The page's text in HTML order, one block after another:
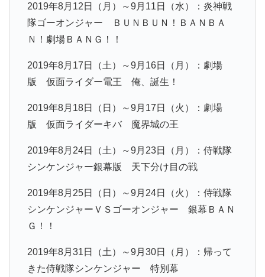
2019年8月12日（月）～9月11日（水）：炎神戦
隊ゴーオンジャー ＢＵＮＢＵＮ！ＢＡＮＢＡ
Ｎ！劇場ＢＡＮＧ！！
2019年8月17日（土）～9月16日（月）：劇場
版 仮面ライダー電王 俺、誕生！
2019年8月18日（日）～9月17日（火）：劇場
版 仮面ライダーキバ 魔界城の王
2019年8月24日（土）～9月23日（月）：侍戦隊
シンケンジャー銀幕版 天下分け目の戦
2019年8月25日（日）～9月24日（火）：侍戦隊
シンケンジャーＶＳゴーオンジャー 銀幕ＢＡＮ
Ｇ！！
2019年8月31日（土）～9月30日（月）：帰って
きた侍戦隊シンケンジャー 特別幕